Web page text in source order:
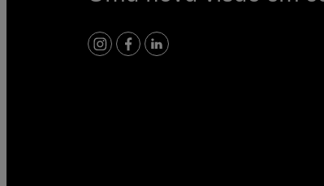
instagram
facebook
linkedin